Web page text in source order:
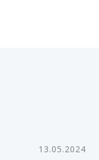
13.05.2024